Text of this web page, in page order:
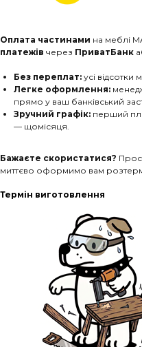
Оплата частинами на меблі
платежів через ПриватБанк
Без переплат: усі
Легке оформлення:
прямо у ваш банківський
Зручний графік: перший
— щомісяця.
Бажаєте скористатися?
миттєво оформимо вам
Термін виготовлення